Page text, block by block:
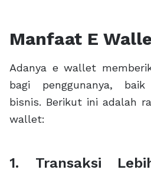
Manfaat E
Adanya e wallet
bagi penggunanya,
bisnis. Berikut ini adalah
wallet:
1. Transaksi